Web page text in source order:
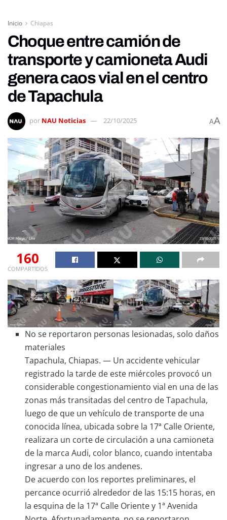
Inicio Chiapas
Choque entre camión de
transporte y camioneta Audi
genera caos vial en el centro
de Tapachula
por NAU Noticias 22/10/2025 AA
160
COMPARTIDOS
No se reportaron personas lesionadas, solo daños
materiales
Tapachula, Chiapas. — Un accidente vehicular
registrado la tarde de este miércoles provocó un
considerable congestionamiento vial en una de las
zonas más transitadas del centro de Tapachula,
luego de que un vehículo de transporte de una
conocida línea, ubicada sobre la 17ª Calle Oriente,
realizara un corte de circulación a una camioneta
de la marca Audi, color blanco, cuando intentaba
ingresar a uno de los andenes.
De acuerdo con los reportes preliminares, el
percance ocurrió alrededor de las 15:15 horas, en
la esquina de la 17ª Calle Oriente y 1ª Avenida